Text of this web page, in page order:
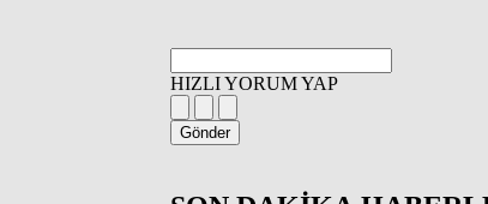
HIZLI YORUM YAP
Gönder